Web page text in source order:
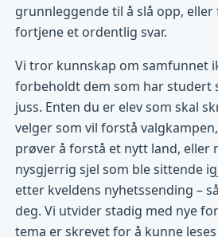
grunnleggende til å slå opp,
fortjene et ordentlig svar.
Vi tror kunnskap om samfunnet
forbeholdt dem som har studert
juss. Enten du er elev som skal
velger som vil forstå
prøver å forstå et nytt land, eller
nysgjerrig sjel som ble sittende
etter kveldens nyhetssending –
deg. Vi utvider stadig med nye
tema er skrevet for å kunne